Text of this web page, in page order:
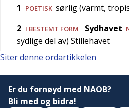
1 POETISK sørlig (varmt,
2 I BESTEMT FORM Sydhavet
sydlige del av) Stillehavet
Siter denne ordartikkelen
Er du fornøyd med NAOB?
Bli med og bidra!